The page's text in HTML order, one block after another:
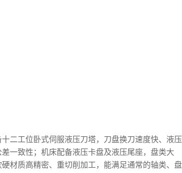
二工位卧式伺服液压刀塔，刀盘换刀速度快、液压
一致性；机床配备液压卡盘及液压尾座，盘类大
材质高精密、重切削加工，能满足通常的轴类、盘